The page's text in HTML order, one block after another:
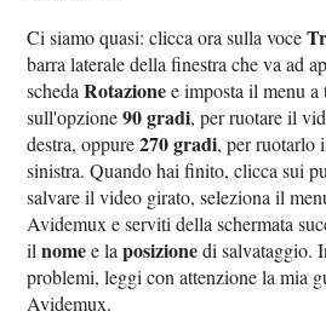
Ci siamo quasi: clicca ora sulla voce
barra laterale della finestra che va ad
schedaRotazionee imposta il menu a
sull'opzione90 gradi, per ruotare il
destra, oppure270 gradi, per ruotarlo
sinistra. Quando hai finito, clicca sui
salvare il video girato, seleziona il
Avidemux e serviti della schermata
ilnomee laposizionedi salvataggio.
problemi, leggi con attenzione la mia
Avidemux.